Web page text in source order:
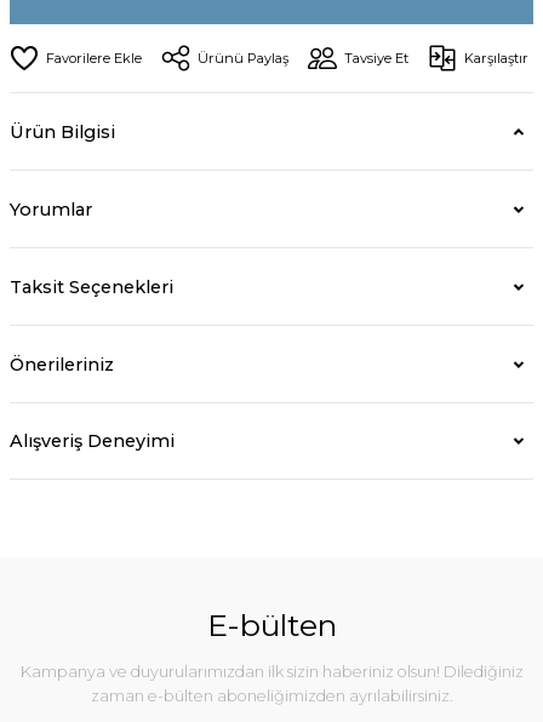
Ürünü Paylaş Tavsiye Et Karşılaştır
Ürün Bilgisi
Yorumlar
Taksit Seçenekleri
Önerileriniz
Alışveriş Deneyimi
E-bülten
Kampanya ve duyurularımızdan ilk sizin haberiniz olsun! Dilediğiniz
zaman e-bülten aboneliğimizden ayrılabilirsiniz.